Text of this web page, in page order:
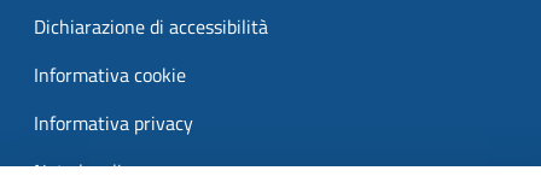
Dichiarazione di accessibilità
Informativa cookie
Informativa privacy
Note legali